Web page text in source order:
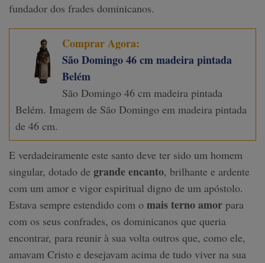
fundador dos frades dominicanos.
Comprar Agora:
São Domingo 46 cm madeira pintada
Belém
São Domingo 46 cm madeira pintada
Belém. Imagem de São Domingo em madeira pintada
de 46 cm.
E verdadeiramente este santo deve ter sido um homem
singular, dotado de grande encanto, brilhante e ardente
com um amor e vigor espiritual digno de um apóstolo.
Estava sempre estendido com o mais terno amor para
com os seus confrades, os dominicanos que queria
encontrar, para reunir à sua volta outros que, como ele,
amavam Cristo e desejavam acima de tudo viver na sua